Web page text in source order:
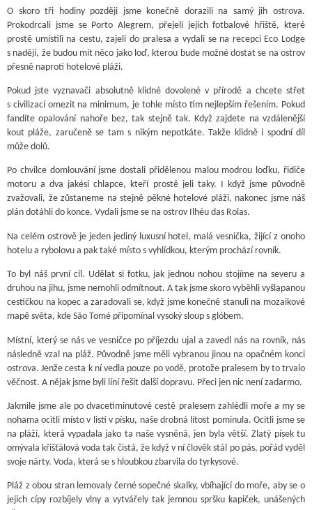
O skoro tři hodiny později jsme konečně dorazili na samý jih ostrova.
Prokodrcali jsme se Porto Alegrem, přejeli jejich fotbalové hřiště, které
prostě umístili na cestu, zajeli do pralesa a vydali se na recepci Eco Lodge
s nadějí, že budou mít něco jako loď, kterou bude možné dostat se na ostrov
přesně naproti hotelové pláži.
Pokud jste vyznavači absolutně klidné dovolené v přírodě a chcete střet
s civilizací omezit na minimum, je tohle místo tím nejlepším řešením. Pokud
fandíte opalování nahoře bez, tak stejně tak. Když zajdete na vzdálenější
kout pláže, zaručeně se tam s nikým nepotkáte. Takže klidně i spodní díl
může dolů.
Po chvilce domlouvání jsme dostali přidělenou malou modrou loďku, řidiče
motoru a dva jakési chlapce, kteří prostě jeli taky. I když jsme původně
zvažovali, že zůstaneme na stejně pěkné hotelové pláži, nakonec jsme náš
plán dotáhli do konce. Vydali jsme se na ostrov Ilhéu das Rolas.
Na celém ostrově je jeden jediný luxusní hotel, malá vesnička, žijící z onoho
hotelu a rybolovu a pak také místo s vyhlídkou, kterým prochází rovník.
To byl náš první cíl. Udělat si fotku, jak jednou nohou stojíme na severu a
druhou na jihu, jsme nemohli odmítnout. A tak jsme skoro vyběhli vyšlapanou
cestičkou na kopec a zaradovali se, když jsme konečně stanuli na mozaikové
mapě světa, kde São Tomé připomínal vysoký sloup s glóbem.
Místní, který se nás ve vesničce po příjezdu ujal a zavedl nás na rovník, nás
následně vzal na pláž. Původně jsme měli vybranou jinou na opačném konci
ostrova. Jenže cesta k ní vedla pouze po vodě, protože pralesem by to trvalo
věčnost. A nějak jsme byli líní řešit další dopravu. Přeci jen nic není zadarmo.
Jakmile jsme ale po dvacetiminutové cestě pralesem zahlédli moře a my se
nohama ocitli místo v listí v písku, naše drobná lítost pominula. Ocitli jsme se
na pláži, která vypadala jako ta naše vysněná, jen byla větší. Zlatý písek tu
omývala křišťálová voda tak čistá, že když v ní člověk stál po pás, pořád vyděl
svoje nárty. Voda, která se s hloubkou zbarvila do tyrkysové.
Pláž z obou stran lemovaly černé sopečné skalky, vbíhající do moře, aby se o
jejich cípy rozbíjely vlny a vytvářely tak jemnou spršku kapiček, unášených